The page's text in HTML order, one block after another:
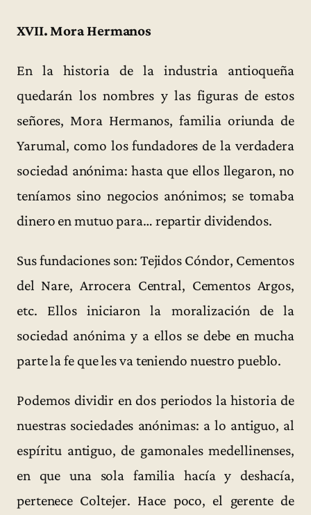
XVII. Mora Hermanos
En la historia de la industria antioqueña
quedarán los nombres y las figuras de estos
señores, Mora Hermanos, familia oriunda de
Yarumal, como los fundadores de la verdadera
sociedad anónima: hasta que ellos llegaron, no
teníamos sino negocios anónimos; se tomaba
dinero en mutuo para… repartir dividendos.
Sus fundaciones son: Tejidos Cóndor, Cementos
del Nare, Arrocera Central, Cementos Argos,
etc. Ellos iniciaron la moralización de la
sociedad anónima y a ellos se debe en mucha
parte la fe que les va teniendo nuestro pueblo.
Podemos dividir en dos periodos la historia de
nuestras sociedades anónimas: a lo antiguo, al
espíritu antiguo, de gamonales medellinenses,
en que una sola familia hacía y deshacía,
pertenece Coltejer. Hace poco, el gerente de